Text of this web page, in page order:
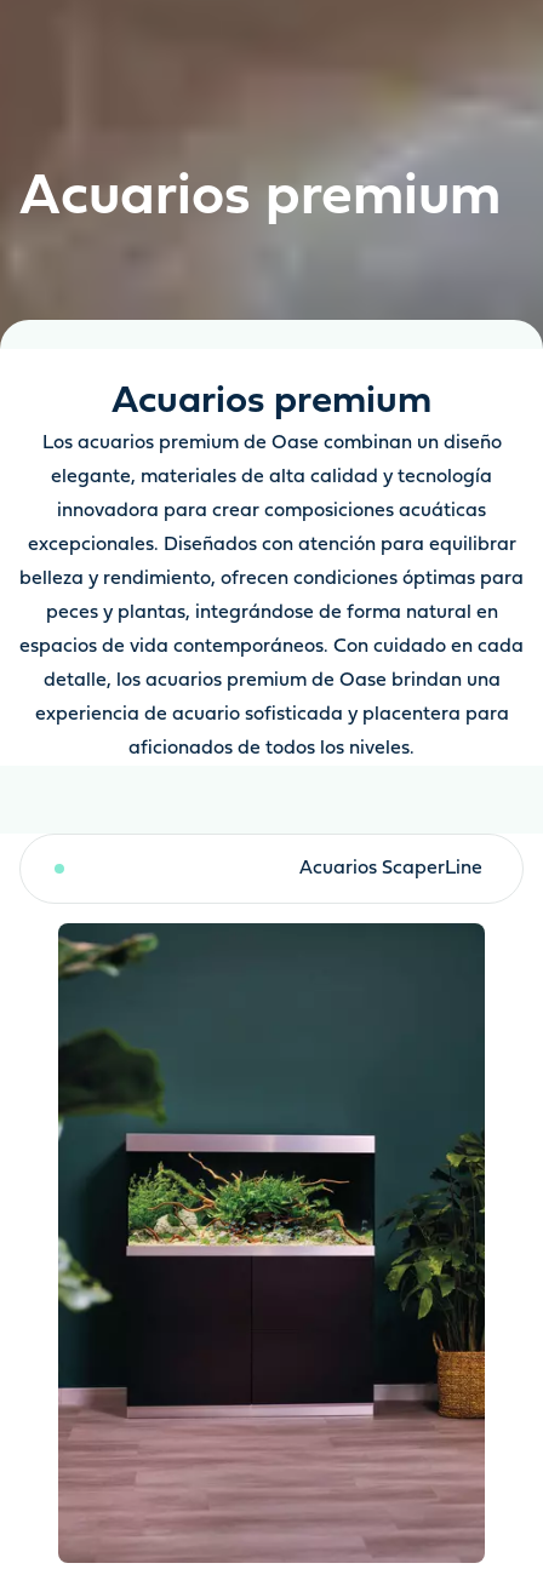
Acuarios premium
Acuarios premium
Los acuarios premium de Oase combinan un diseño
elegante, materiales de alta calidad y tecnología
innovadora para crear composiciones acuáticas
excepcionales. Diseñados con atención para equilibrar
belleza y rendimiento, ofrecen condiciones óptimas para
peces y plantas, integrándose de forma natural en
espacios de vida contemporáneos. Con cuidado en cada
detalle, los acuarios premium de Oase brindan una
experiencia de acuario sofisticada y placentera para
aficionados de todos los niveles.
Acuarios ScaperLine